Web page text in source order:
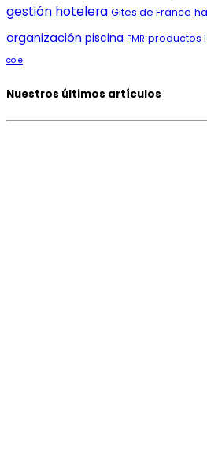
gestión hotelera Gites de France
organización piscina PMR productos
cole
Nuestros últimos artículos